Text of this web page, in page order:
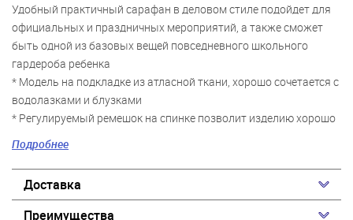
Удобный практичный сарафан в деловом стиле подойдет для
официальных и праздничных мероприятий, а также сможет
быть одной из базовых вещей повседневного школьного
гардероба ребенка
* Модель на подкладке из атласной ткани, хорошо сочетается с
водолазками и блузками
* Регулируемый ремешок на спинке позволит изделию хорошо
* Юбка со "встречными" складками
*Преимущества: Удобная застежка - молния расположена на
передней части сарафана
*Сарафан дополнен вшивными карманами
Подробнее
Доставка
Преимущества